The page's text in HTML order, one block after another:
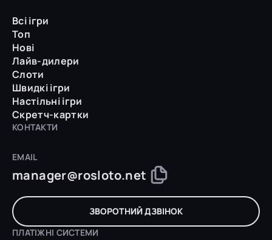
Всі ігри
Топ
Нові
Лайв-дилери
Слоти
Швидкі ігри
Настільні ігри
Скретч-картки
КОНТАКТИ
EMAIL
manager@rosloto.net
ЗВОРОТНИЙ ДЗВІНОК
ПЛАТІЖНІ СИСТЕМИ